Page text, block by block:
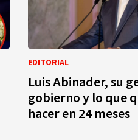
EDITORIAL
Luis Abinader, su
gobierno y lo que
hacer en 24 meses